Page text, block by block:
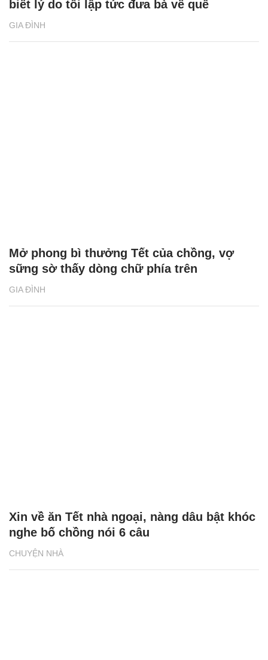
GIA ĐÌNH
biết lý do tôi lập tức đưa bà về quê
GIA ĐÌNH
Mở phong bì thưởng Tết của chồng, vợ
sững sờ thấy dòng chữ phía trên
CHUYỆN NHÀ
Xin về ăn Tết nhà ngoại, nàng dâu bật khóc
nghe bố chồng nói 6 câu